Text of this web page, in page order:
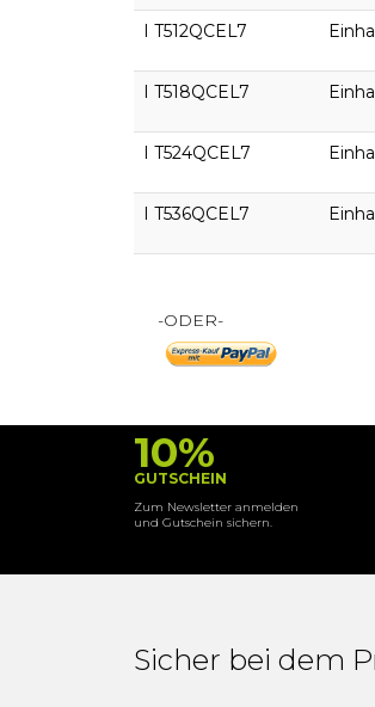
I T512QCEL7
I T518QCEL7
I T524QCEL7
I T536QCEL7
-ODER-
10%
GUTSCHEIN
Zum Newsletter anmelden
und Gutschein sichern.
Sicher bei dem